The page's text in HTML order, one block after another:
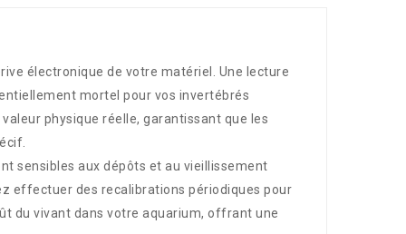
électronique de votre matériel. Une lecture
mortel pour vos invertébrés
physique réelle, garantissant que les
sensibles aux dépôts et au vieillissement
effectuer des recalibrations périodiques pour
du vivant dans votre aquarium, offrant une